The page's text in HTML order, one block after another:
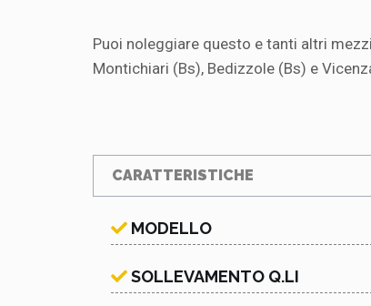
Puoi noleggiare questo e tanti altri
Montichiari (Bs), Bedizzole (Bs) e
CARATTERISTICHE
MODELLO
SOLLEVAMENTO Q.LI